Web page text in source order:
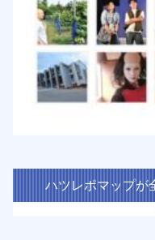
ハツレポマップが